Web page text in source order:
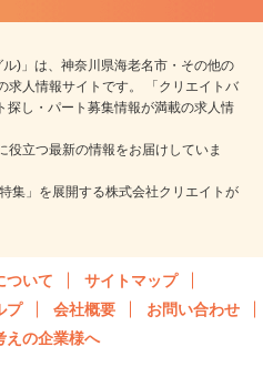
ル)」は、神奈川県海老名市・その他の
求人情報サイトです。 「クリエイトバ
探し・パート募集情報が満載の求人情
立つ最新の情報をお届けしていま
集」を展開する株式会社クリエイトが
ついて
サイトマップ
プ 会社概要
お問い合わせ
えの企業様へ